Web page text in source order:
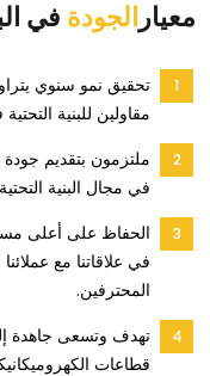
معيار الجودة في
مقاولين للبنية
ملتزمون بتقديم جودة
في مجال البنية
الحفاظ على أعلى
في علاقاتنا مع
المحترفين.
تهدف وتسعى جاهدة
قطاعات